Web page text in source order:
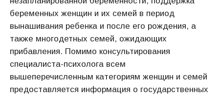
беременных женщин и их семей в период
вынашивания ребенка и после его рождения, а
также многодетных семей, ожидающих
прибавления. Помимо консультирования
специалиста-психолога всем
вышеперечисленным категориям женщин и семей
предоставляется информация о государственных